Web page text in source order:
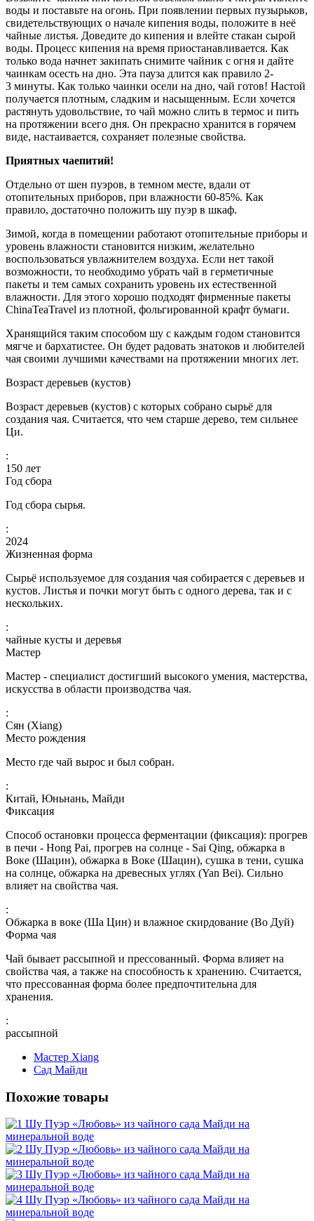
воды и поставьте на огонь. При появлении первых пузырьков,
свидетельствующих о начале кипения воды, положите в неё
чайные листья. Доведите до кипения и влейте стакан сырой
воды. Процесс кипения на время приостанавливается. Как
только вода начнет закипать снимите чайник с огня и дайте
чаинкам осесть на дно. Эта пауза длится как правило 2-
3 минуты. Как только чаинки осели на дно, чай готов! Настой
получается плотным, сладким и насыщенным. Если хочется
растянуть удовольствие, то чай можно слить в термос и пить
на протяжении всего дня. Он прекрасно хранится в горячем
виде, настаивается, сохраняет полезные свойства.
Приятных чаепитий!
Отдельно от шен пуэров, в темном месте, вдали от
отопительных приборов, при влажности 60-85%. Как
правило, достаточно положить шу пуэр в шкаф.
Зимой, когда в помещении работают отопительные приборы и
уровень влажности становится низким, желательно
воспользоваться увлажнителем воздуха. Если нет такой
возможности, то необходимо убрать чай в герметичные
пакеты и тем самых сохранить уровень их естественной
влажности. Для этого хорошо подходят фирменные пакеты
ChinaTeaTravel из плотной, фольгированной крафт бумаги.
Хранящийся таким способом шу с каждым годом становится
мягче и бархатистее. Он будет радовать знатоков и любителей
чая своими лучшими качествами на протяжении многих лет.
Возраст деревьев (кустов)
Возраст деревьев (кустов) с которых собрано сырьё для
создания чая. Считается, что чем старше дерево, тем сильнее
Ци.
:
150 лет
Год сбора
Год сбора сырья.
:
2024
Жизненная форма
Сырьё используемое для создания чая собирается с деревьев и
кустов. Листья и почки могут быть с одного дерева, так и с
нескольких.
:
чайные кусты и деревья
Мастер
Мастер - специалист достигший высокого умения, мастерства,
искусства в области производства чая.
:
Сян (Xiang)
Место рождения
Место где чай вырос и был собран.
:
Китай, Юньнань, Майди
Фиксация
Способ остановки процесса ферментации (фиксация): прогрев
в печи - Hong Pai, прогрев на солнце - Sai Qing, обжарка в
Воке (Шацин), обжарка в Воке (Шацин), сушка в тени, сушка
на солнце, обжарка на древесных углях (Yan Bei). Сильно
влияет на свойства чая.
:
Обжарка в воке (Ша Цин) и влажное скирдование (Во Дуй)
Форма чая
Чай бывает рассыпной и прессованный. Форма влияет на
свойства чая, а также на способность к хранению. Считается,
что прессованная форма более предпочтительна для
хранения.
:
рассыпной
Мастер Xiang
Сад Майди
Похожие товары